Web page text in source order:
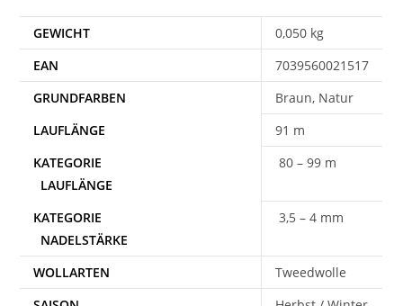
GEWICHT
0,050 kg
EAN
7039560021517
Braun, Natur
91 m
80 – 99 m
3,5 – 4 mm
WOLLARTEN
Tweedwolle